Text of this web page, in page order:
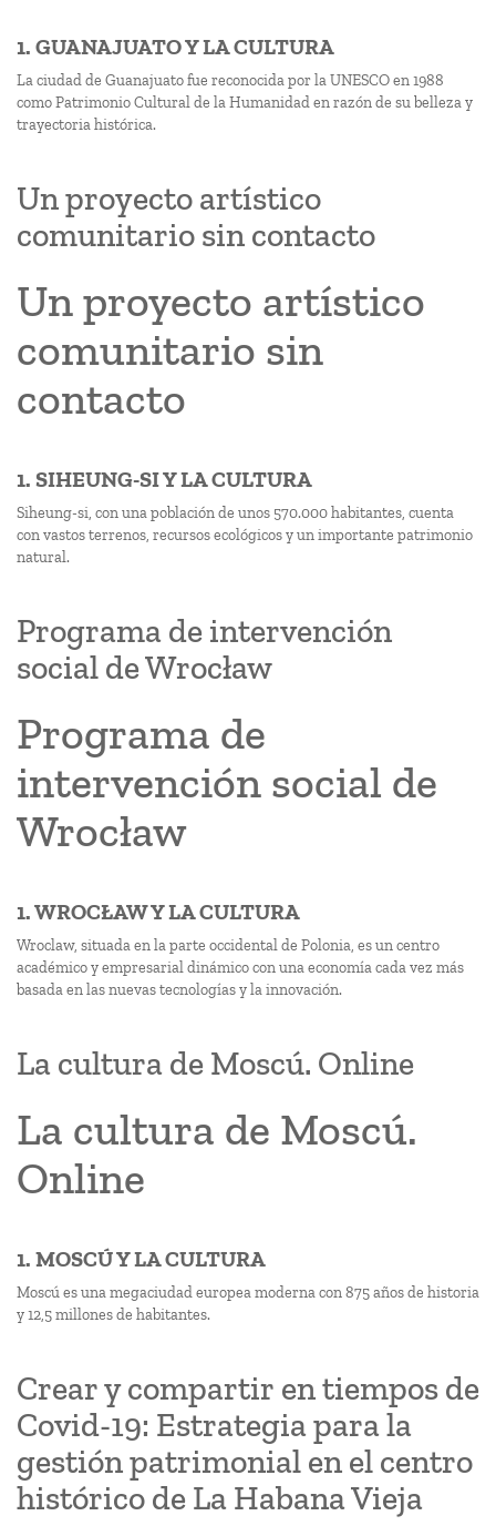
1. GUANAJUATO Y LA CULTURA
La ciudad de Guanajuato fue reconocida por la UNESCO en 1988
como Patrimonio Cultural de la Humanidad en razón de su belleza y
trayectoria histórica.
Un proyecto artístico
comunitario sin contacto
Un proyecto artístico
comunitario sin
contacto
1. SIHEUNG-SI Y LA CULTURA
Siheung-si, con una población de unos 570.000 habitantes, cuenta
con vastos terrenos, recursos ecológicos y un importante patrimonio
natural.
Programa de intervención
social de Wrocław
Programa de
intervención social de
Wrocław
1. WROCŁAW Y LA CULTURA
Wroclaw, situada en la parte occidental de Polonia, es un centro
académico y empresarial dinámico con una economía cada vez más
basada en las nuevas tecnologías y la innovación.
La cultura de Moscú. Online
La cultura de Moscú.
Online
1. MOSCÚ Y LA CULTURA
Moscú es una megaciudad europea moderna con 875 años de historia
y 12,5 millones de habitantes.
Crear y compartir en tiempos de
Covid-19: Estrategia para la
gestión patrimonial en el centro
histórico de La Habana Vieja